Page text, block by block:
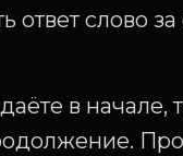
ответ слово
в начале,